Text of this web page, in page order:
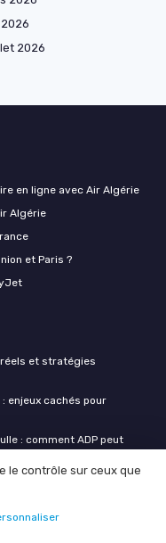
2026
2026
en ligne avec Air Algérie
Algérie
et Paris ?
et stratégies
enjeux cachés pour
: comment ADP peut
clé pour le trafic aérien
les compagnies
le contrôle sur ceux que